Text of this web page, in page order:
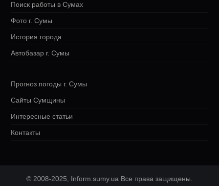
Поиск работы в Сумах
Фото г. Сумы
История города
Автобазар г. Сумы
Прогноз погоды г. Сумы
Сайты Сумщины
Интересные статьи
Контакты
© 2008-2025, Inform.sumy.ua Все права защищены.